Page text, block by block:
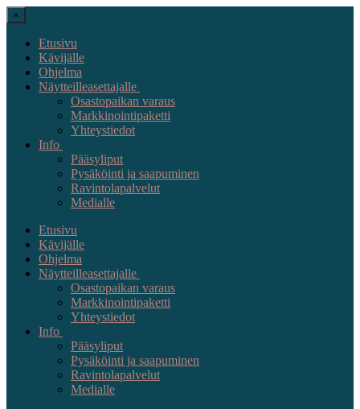
×
Etusivu
Kävijälle
Ohjelma
Näytteilleasettajalle
Osastopaikan varaus
Markkinointipaketti
Yhteystiedot
Info
Pääsyliput
Pysäköinti ja saapuminen
Ravintolapalvelut
Medialle
Etusivu
Kävijälle
Ohjelma
Näytteilleasettajalle
Osastopaikan varaus
Markkinointipaketti
Yhteystiedot
Info
Pääsyliput
Pysäköinti ja saapuminen
Ravintolapalvelut
Medialle